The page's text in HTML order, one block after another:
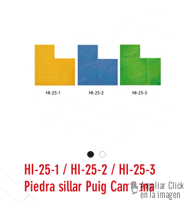
HI-25-1 / HI-25-2 / HI-25-3
Piedra sillar Puig CampanaAmpliar Click
en la imagen